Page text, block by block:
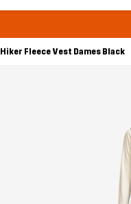
Hiker Fleece Vest Dames Black